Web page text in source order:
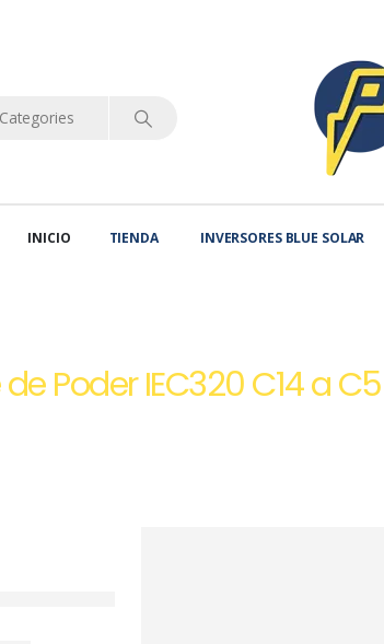
INICIO TIENDA INVERSORES BLUE SOLAR
Poder IEC320 C14 a